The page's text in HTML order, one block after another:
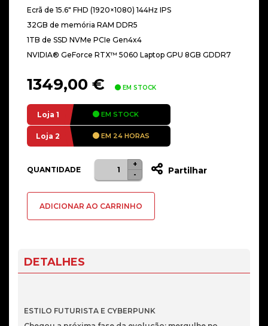
Ecrã de 15.6″ FHD (1920×1080) 144Hz IPS
32GB de memória RAM DDR5
1TB de SSD NVMe PCIe Gen4x4
NVIDIA® GeForce RTX™ 5060 Laptop GPU 8GB GDDR7
1349,00 € EM STOCK
Loja 1 EM STOCK
Loja 2 EM 24 HORAS
QUANTIDADE
Quantidade
de
MSI
7
1TB
-
+
Partilhar
ADICIONAR AO CARRINHO
DETALHES
ESTILO FUTURISTA E CYBERPUNK